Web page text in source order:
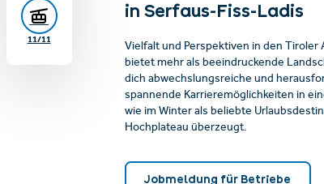
11/11
in Serfaus-Fiss-Ladis
Vielfalt und Perspektiven in den Tiroler
bietet mehr als beeindruckende
dich abwechslungsreiche und
spannende Karrieremöglichkeiten in
wie im Winter als beliebte
Hochplateau überzeugt.
Jobmeldung für Betriebe